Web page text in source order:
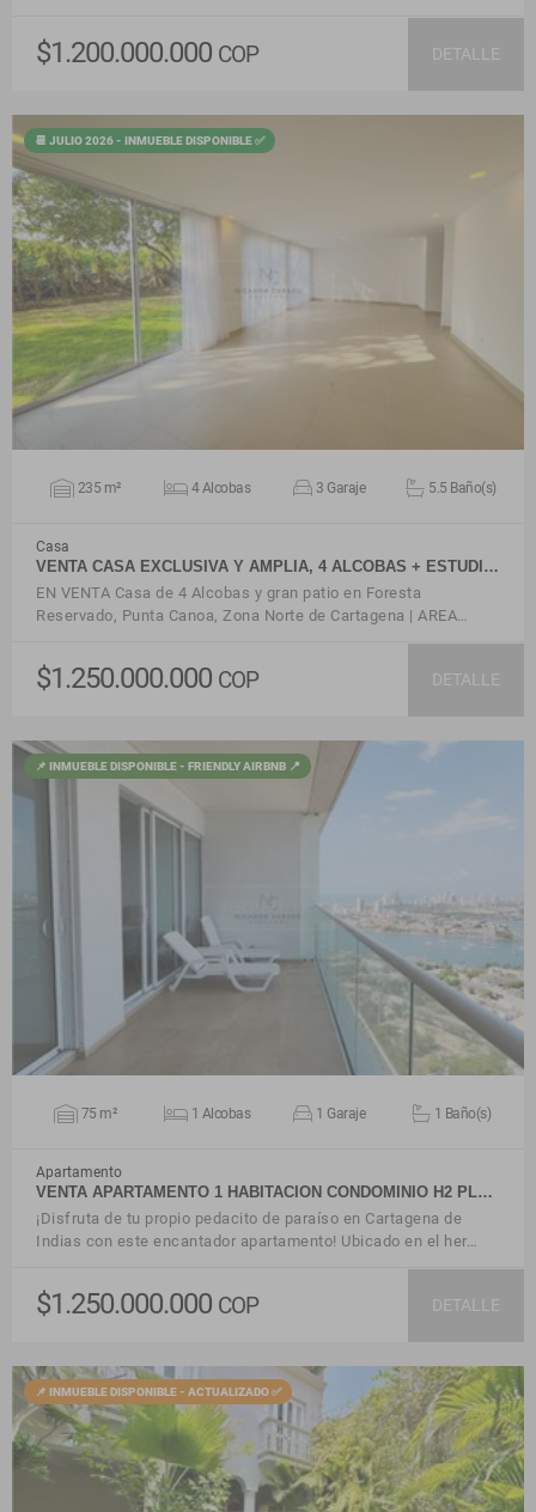
$1.200.000.000 COP DETALLE
📆 JULIO 2026 - INMUEBLE DISPONIBLE ✅
235 m² 4 Alcobas 3 Garaje 5.5 Baño(s)
Casa
VENTA CASA EXCLUSIVA Y AMPLIA, 4 ALCOBAS + ESTUDI…
EN VENTA Casa de 4 Alcobas y gran patio en Foresta
Reservado, Punta Canoa, Zona Norte de Cartagena | AREA…
$1.250.000.000 COP DETALLE
📌 INMUEBLE DISPONIBLE - FRIENDLY AIRBNB 📍
75 m² 1 Alcobas 1 Garaje 1 Baño(s)
Apartamento
VENTA APARTAMENTO 1 HABITACION CONDOMINIO H2 PL…
¡Disfruta de tu propio pedacito de paraíso en Cartagena de
Indias con este encantador apartamento! Ubicado en el her…
$1.250.000.000 COP DETALLE
📌 INMUEBLE DISPONIBLE - ACTUALIZADO ✅